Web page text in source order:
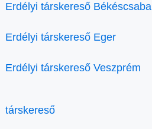
Erdélyi társkereső Békéscsaba
Erdélyi társkereső Eger
Erdélyi társkereső Veszprém
társkereső